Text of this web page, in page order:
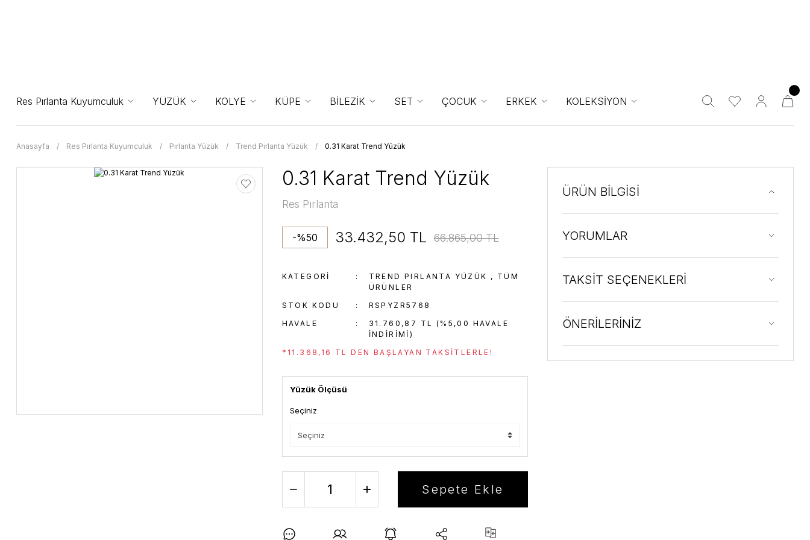
Res Pırlanta Kuyumculuk YÜZÜK KOLYE KÜPE BİLEZİK SET ÇOCUK ERKEK KOLEKSİYON
Anasayfa Res Pırlanta Kuyumculuk Pırlanta Yüzük Trend Pırlanta Yüzük 0.31 Karat Trend Yüzük
0.31 Karat Trend Yüzük
Res Pırlanta
-%50 33.432,50 TL 66.865,00 TL
KATEGORI TREND PIRLANTA YÜZÜK , TÜM
ÜRÜNLER
STOK KODU
RSPYZR5768
HAVALE
31.760,87 TL (%5,00 HAVALE
INDIRIMI)
*11.368,16 TL DEN BAŞLAYAN TAKSITLERLE!
Yüzük Ölçüsü
Seçiniz
Sepete Ekle
ÜRÜN BİLGİSİ
YORUMLAR
TAKSİT SEÇENEKLERİ
ÖNERİLERİNİZ